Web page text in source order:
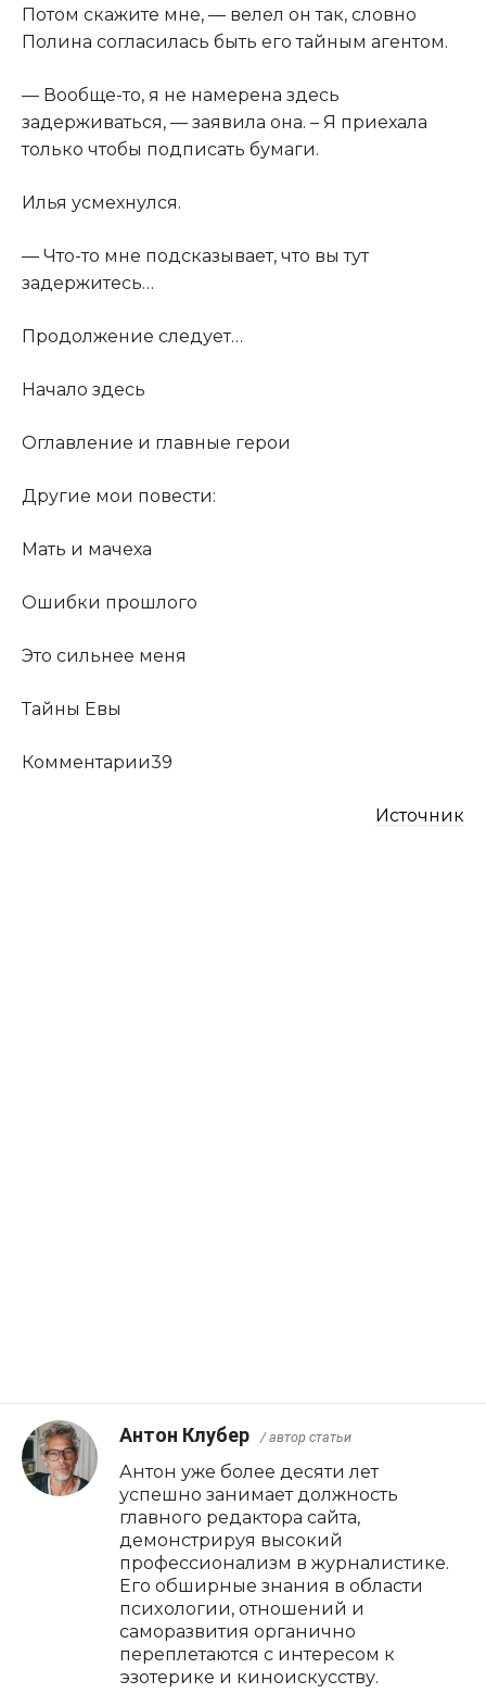
Потом скажите мне, — велел он так, словно
Полина согласилась быть его тайным агентом.​
​— Вообще-то, я не намерена здесь
задерживаться, — заявила она. – Я приехала
только чтобы подписать бумаги.​
​Илья усмехнулся.​
​— Что-то мне подсказывает, что вы тут
задержитесь…​
​Продолжение следует…​
​Начало здесь​
​Оглавление и главные герои​
​Другие мои повести:​
​Мать и мачеха​
​Ошибки прошлого​
​Это сильнее меня​
​Тайны Евы​
​Комментарии39
Источник
Антон Клубер / автор статьи
Антон уже более десяти лет
успешно занимает должность
главного редактора сайта,
демонстрируя высокий
профессионализм в журналистике.
Его обширные знания в области
психологии, отношений и
саморазвития органично
переплетаются с интересом к
эзотерике и киноискусству.